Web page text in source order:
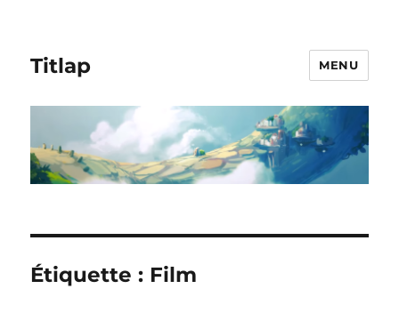
Titlap MENU
Étiquette : Film